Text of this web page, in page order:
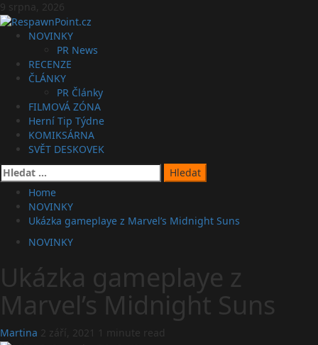
Skip
to
content
9 srpna, 2026
PrimaryNOVINKY
PR News
RECENZE
ČLÁNKY
PR Články
FILMOVÁ ZÓNA
Herní Tip Týdne
KOMIKSÁRNA
SVĚT DESKOVEK
Vyhledávání
Home
NOVINKY
Ukázka gameplaye z Marvel’s Midnight Suns
NOVINKY
Ukázka gameplaye z
Marvel’s Midnight Suns
Martina 2 září, 2021 1 minute read